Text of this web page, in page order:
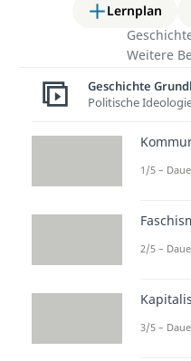
Lernplan
Weitere
Video
Das Wort
Was
Geschichte
Politische
1/5 –
2/5 –
3/5 –